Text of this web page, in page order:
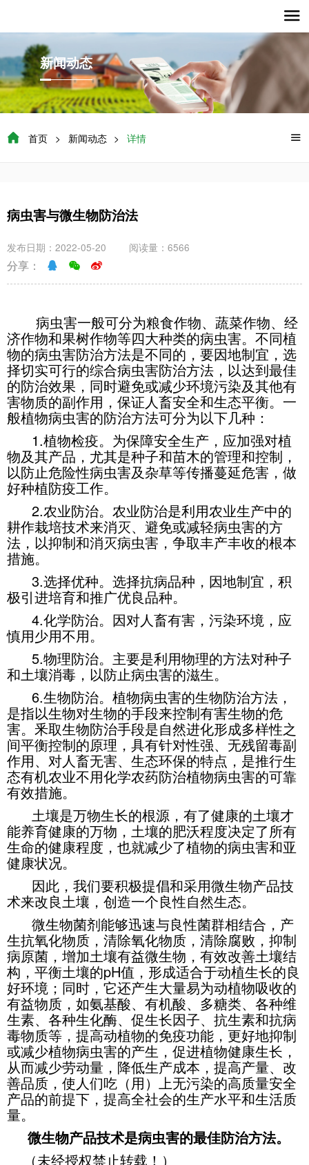

新闻动态
 首页 > 新闻动态 > 详情 
病虫害与微生物防治法
发布日期：2022-05-20 阅读量：6566
分享：
病虫害一般可分为粮食作物、蔬菜作物、经
济作物和果树作物等四大种类的病虫害。不同植
物的病虫害防治方法是不同的，要因地制宜，选
择切实可行的综合病虫害防治方法，以达到最佳
的防治效果，同时避免或减少环境污染及其他有
害物质的副作用，保证人畜安全和生态平衡。一
般植物病虫害的防治方法可分为以下几种：
1.植物检疫。为保障安全生产，应加强对植
物及其产品，尤其是种子和苗木的管理和控制，
以防止危险性病虫害及杂草等传播蔓延危害，做
好种植防疫工作。
2.农业防治。农业防治是利用农业生产中的
耕作栽培技术来消灭、避免或减轻病虫害的方
法，以抑制和消灭病虫害，争取丰产丰收的根本
措施。
3.选择优种。选择抗病品种，因地制宜，积
极引进培育和推广优良品种。
4.化学防治。因对人畜有害，污染环境，应
慎用少用不用。
5.物理防治。主要是利用物理的方法对种子
和土壤消毒，以防止病虫害的滋生。
6.生物防治。植物病虫害的生物防治方法，
是指以生物对生物的手段来控制有害生物的危
害。釆取生物防治手段是自然进化形成多样性之
间平衡控制的原理，具有针对性强、无残留毒副
作用、对人畜无害、生态环保的特点，是推行生
态有机农业不用化学农药防治植物病虫害的可靠
有效措施。
土壤是万物生长的根源，有了健康的土壤才
能养育健康的万物，土壤的肥沃程度决定了所有
生命的健康程度，也就减少了植物的病虫害和亚
健康状况。
因此，我们要积极提倡和采用微生物产品技
术来改良土壤，创造一个良性自然生态。
微生物菌剂能够迅速与良性菌群相结合，产
生抗氧化物质，清除氧化物质，清除腐败，抑制
病原菌，增加土壤有益微生物，有效改善土壤结
构，平衡土壤的pH值，形成适合于动植生长的良
好环境；同时，它还产生大量易为动植物吸收的
有益物质，如氨基酸、有机酸、多糖类、各种维
生素、各种生化酶、促生长因子、抗生素和抗病
毒物质等，提高动植物的免疫功能，更好地抑制
或减少植物病虫害的产生，促进植物健康生长，
从而减少劳动量，降低生产成本，提高产量、改
善品质，使人们吃（用）上无污染的高质量安全
产品的前提下，提高全社会的生产水平和生活质
量。
微生物产品技术是病虫害的最佳防治方法。
（未经授权禁止转载！）